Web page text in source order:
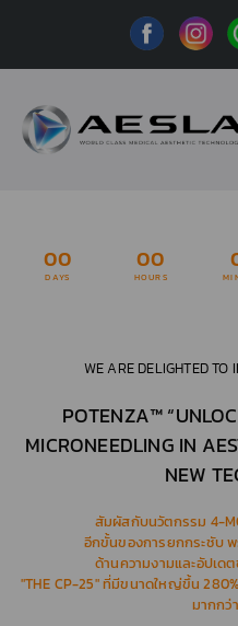
00
DAYS
00
HOURS
WE ARE DELIGHTED TO
POTENZA™
MICRONEEDLING IN
NEW
สัมผัสกับนวัตกรรม 4-
อีกขั้นของการยกกระชับ
ด้านความงามและอัปเด
"THE CP-25" ที่มีขนาดใหญ่ขึ้น
มากกว่